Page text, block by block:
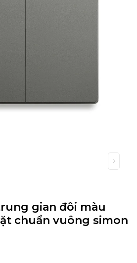
gian đôi màu
chuẩn vuông simon